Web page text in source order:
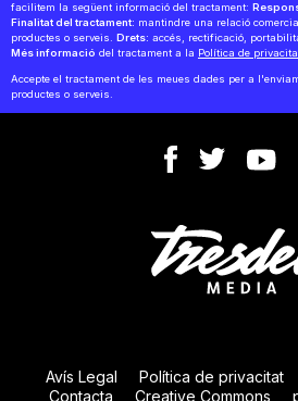
facilitem la següent informació del tractament:
Finalitat del tractament: mantindre una relació
productes o serveis. Drets: accés, rectificació,
Més informació del tractament a la Política de
Accepte el tractament de les meues dades per a
productes o serveis.
Avís Legal Política de privacitat
Contacta
Creative Commons